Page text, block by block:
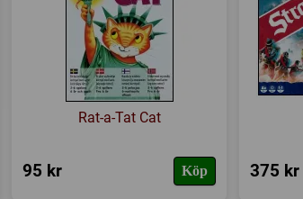
som paddan tillhör. Beroende på hur
om från sitt startområde, placeras på ett
är först med att samla alla sina paddor i
13614/18139
Rat-a-Tat Cat
95 kr Köp 375 kr